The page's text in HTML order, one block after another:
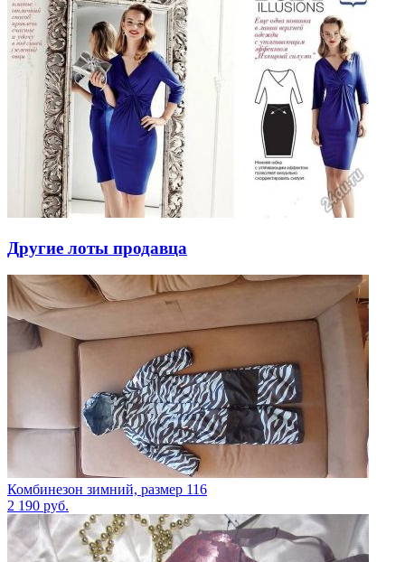
Другие лоты продавца
Комбинезон зимний, размер 116
2 190 руб.